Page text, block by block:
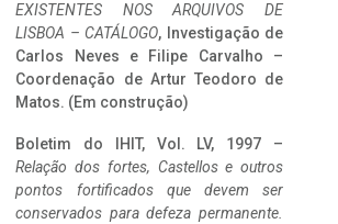
EXISTENTES NOS ARQUIVOS DE
LISBOA – CATÁLOGO, Investigação de
Carlos Neves e Filipe Carvalho –
Coordenação de Artur Teodoro de
Matos. (Em construção)
Boletim do IHIT, Vol. LV, 1997 –
Relação dos fortes, Castellos e outros
pontos fortificados que devem ser
conservados para defeza permanente.